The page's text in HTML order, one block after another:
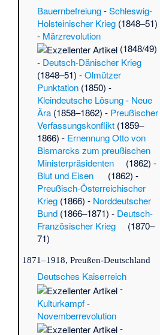
Bauernbefreiung-Schleswig-
Holsteinischer Krieg(1848–51)
- Märzrevolution
(1848/49)
- Deutsch-Dänischer Krieg
(1848–51) -Olmützer
Punktation(1850) -
Kleindeutsche Lösung- Neue
Ära(1858–1862) - Preußischer
Verfassungskonflikt(1859–
1866) - Ernennung Otto von
Bismarcks zum preußischen
Ministerpräsidenten
(1862) -
Blut und Eisen
(1862) -
Preußisch-Österreichischer
Krieg(1866) - Norddeutscher
Bund(1866–1871) - Deutsch-
Französischer Krieg
(1870–
71)
1871–1918, Preußen-Deutschland
Deutsches Kaiserreich
-
Kulturkampf-
Novemberrevolution
-